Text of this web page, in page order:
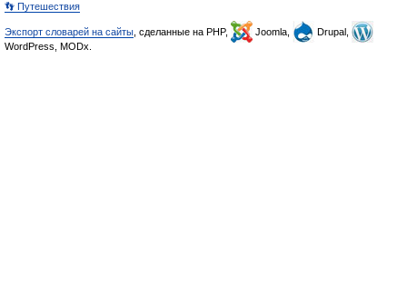
👣 Путешествия
Экспорт словарей на сайты , сделанные на PHP, Joomla,
Drupal,
WordPress, MODx.